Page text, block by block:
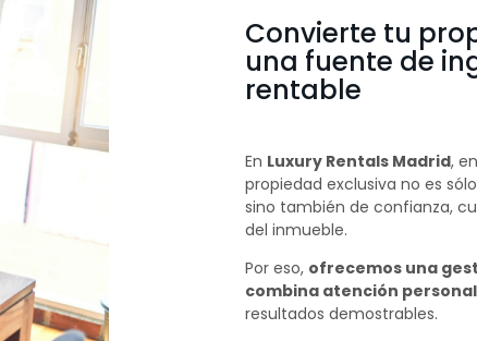
Convierte tu
una fuente de
rentable
En Luxury Rentals Madrid,
propiedad exclusiva no es
sino también de confianza,
del inmueble.
Por eso, ofrecemos una
combina atención
resultados demostrables.